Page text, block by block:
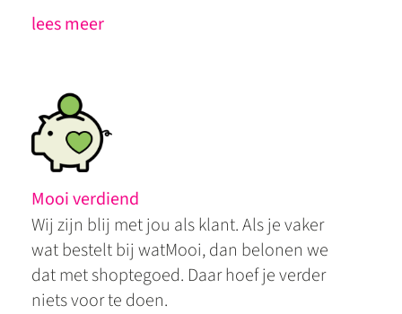
lees meer
Mooi verdiend
Wij zijn blij met jou als klant. Als je vaker
wat bestelt bij watMooi, dan belonen we
dat met shoptegoed. Daar hoef je verder
niets voor te doen.